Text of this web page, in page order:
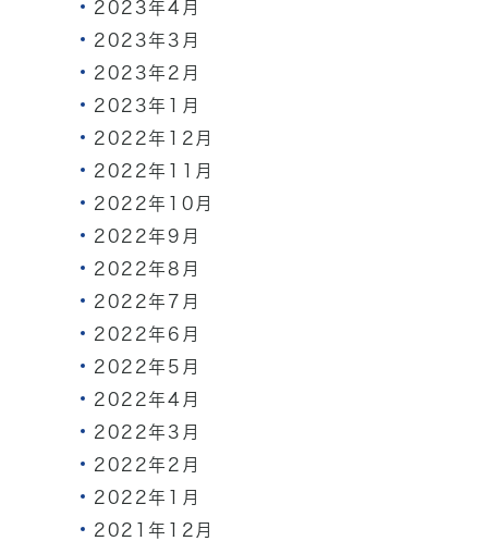
2023年4月
2023年3月
2023年2月
2023年1月
2022年12月
2022年11月
2022年10月
2022年9月
2022年8月
2022年7月
2022年6月
2022年5月
2022年4月
2022年3月
2022年2月
2022年1月
2021年12月